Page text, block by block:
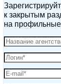
к закрытым
на